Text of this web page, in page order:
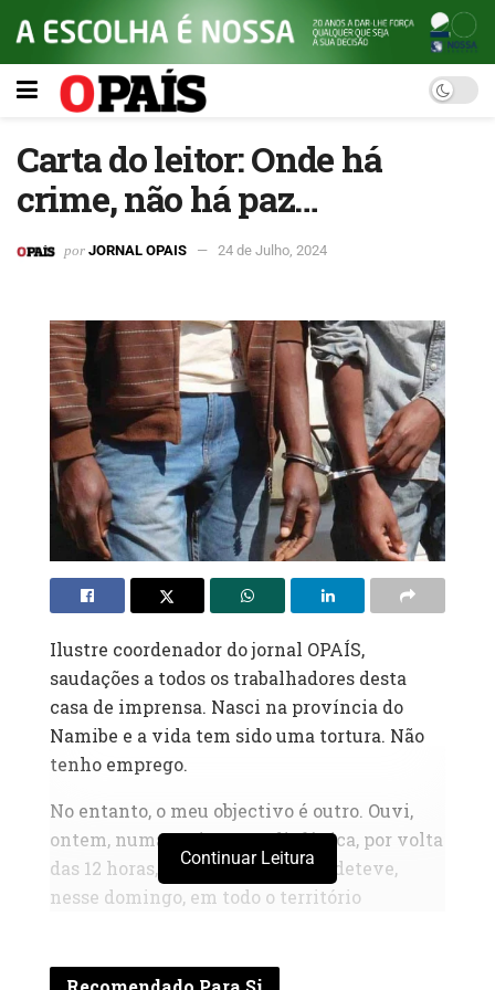
Carta do leitor: Onde há
crime, não há paz…
por JORNAL OPAIS 24 de Julho, 2024
Ilustre coordenador do jornal OPAÍS,
saudações a todos os trabalhadores desta
casa de imprensa. Nasci na província do
Namibe e a vida tem sido uma tortura. Não
tenho emprego.
No entanto, o meu objectivo é outro. Ouvi,
ontem, numa emissora radiofónica, por volta
das 12 horas, que a nossa Polícia deteve,
nesse domingo, em todo o território
física, roubos, furtos, posse de estupefaciente
Continuar Leitura